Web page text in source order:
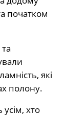
початком
які
полону.
хто